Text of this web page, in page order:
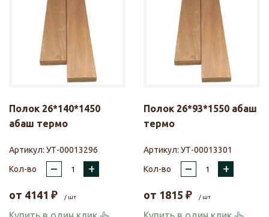
Полок 26*140*1450
абаш термо
Артикул: УТ-00013296
Кол-во
– +
от 4141 ₽ / шт
Полок 26*93*1550 абаш
термо
Артикул: УТ-00013301
Кол-во
– +
от 1815 ₽ / шт